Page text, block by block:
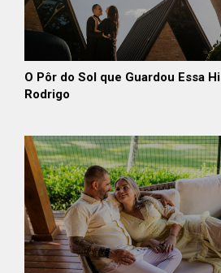
O Pôr do Sol que Guardou Essa
Rodrigo